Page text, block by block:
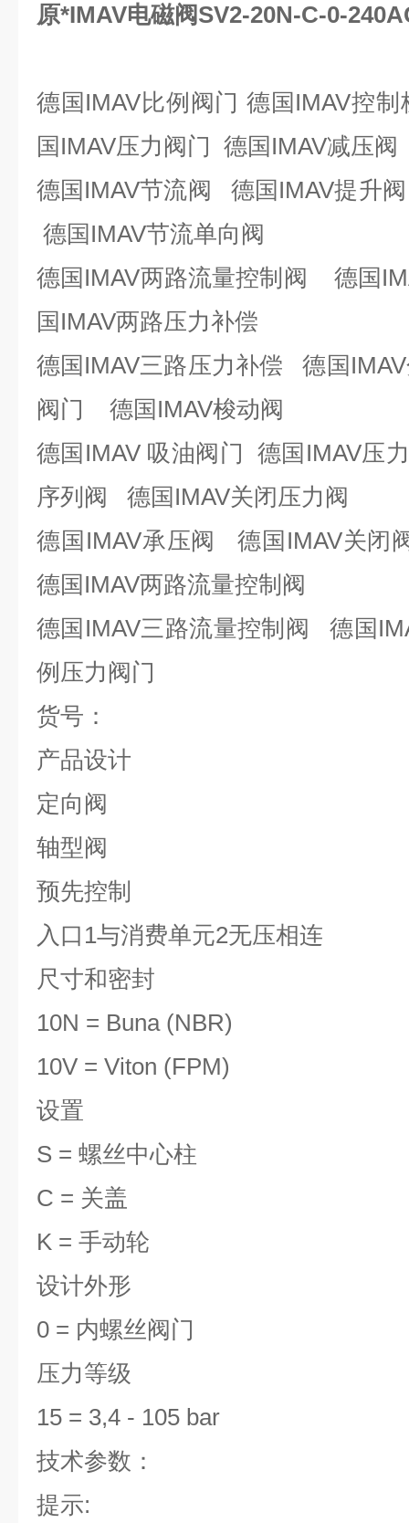
原*IMAV电磁阀SV2-20N-C-0-
德国IMAV比例阀门 德国IMAV控
国IMAV压力阀门 德国IMAV减压
德国IMAV节流阀 德国IMAV提升
德国IMAV节流单向阀
德国IMAV两路流量控制阀 德国
国IMAV两路压力补偿
德国IMAV三路压力补偿 德国
阀门 德国IMAV梭动阀
德国IMAV 吸油阀门 德国IMAV压
序列阀 德国IMAV关闭压力阀
德国IMAV承压阀 德国IMAV关
德国IMAV两路流量控制阀
德国IMAV三路流量控制阀 德国
例压力阀门
货号：
产品设计
定向阀
轴型阀
预先控制
入口1与消费单元2无压相连
尺寸和密封
10N = Buna (NBR)
10V = Viton (FPM)
设置
S = 螺丝中心柱
C = 关盖
K = 手动轮
设计外形
0 = 内螺丝阀门
压力等级
15 = 3,4 - 105 bar
技术参数：
提示: